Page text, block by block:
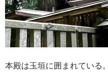
本殿は玉垣に囲まれている。